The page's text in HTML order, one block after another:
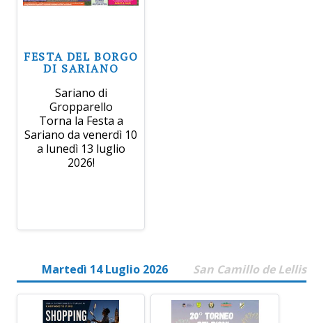
FESTA DEL BORGO
DI SARIANO
Sariano di
Gropparello
Torna la Festa a
Sariano da venerdì 10
a lunedì 13 luglio
2026!
Martedì 14 Luglio 2026 San Camillo de Lellis